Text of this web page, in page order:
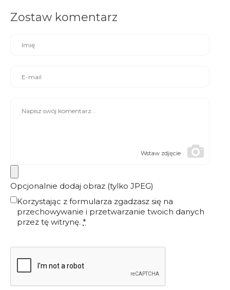
Zostaw komentarz
Wstaw zdjęcie
Opcjonalnie dodaj obraz (tylko JPEG)
Korzystając z formularza zgadzasz się na
przechowywanie i przetwarzanie twoich danych
przez tę witrynę. *